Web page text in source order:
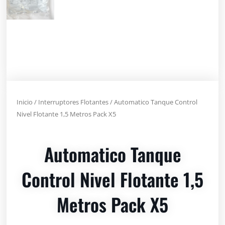
Inicio / Interruptores Flotantes/ Automatico Tanque Control
Nivel Flotante 1,5 Metros Pack X5
Automatico Tanque
Control Nivel Flotante 1,5
Metros Pack X5